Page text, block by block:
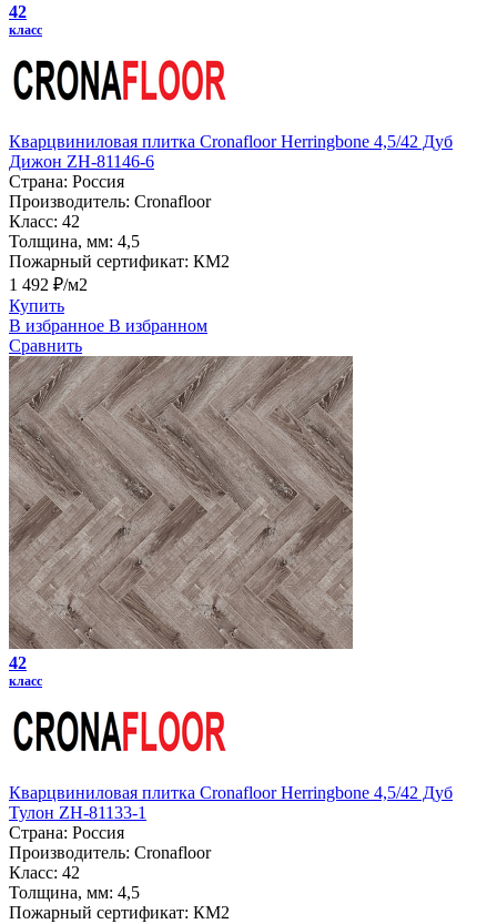
42
класс
Кварцвиниловая плитка Cronafloor Herringbone 4,5/42 Дуб
Дижон ZH-81146-6
Страна: Россия
Производитель: Cronafloor
Класс: 42
Толщина, мм: 4,5
Пожарный сертификат: КМ2
1 492 ₽/м2
Купить
В избранное В избранном
Сравнить
42
класс
Кварцвиниловая плитка Cronafloor Herringbone 4,5/42 Дуб
Тулон ZH-81133-1
Страна: Россия
Производитель: Cronafloor
Класс: 42
Толщина, мм: 4,5
Пожарный сертификат: КМ2